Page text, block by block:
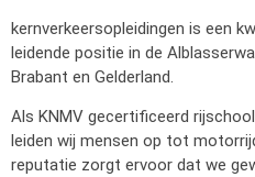
kernverkeersopleidingen is een
leidende positie in de
Brabant en Gelderland.
Als KNMV gecertificeerd
leiden wij mensen op tot
reputatie zorgt ervoor dat we